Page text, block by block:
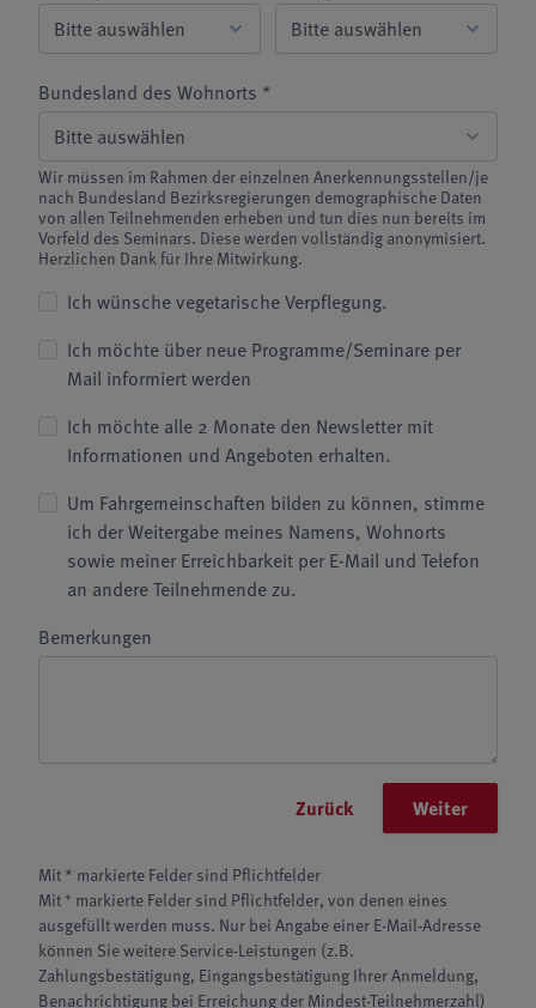
Bundesland des Wohnorts *
Wir müssen im Rahmen der einzelnen Anerkennungsstellen/je
nach Bundesland Bezirksregierungen demographische Daten
von allen Teilnehmenden erheben und tun dies nun bereits im
Vorfeld des Seminars. Diese werden vollständig anonymisiert.
Herzlichen Dank für Ihre Mitwirkung.
Ich wünsche vegetarische Verpflegung.
Ich möchte über neue Programme/Seminare per
Mail informiert werden
Ich möchte alle 2 Monate den Newsletter mit
Informationen und Angeboten erhalten.
Um Fahrgemeinschaften bilden zu können, stimme
ich der Weitergabe meines Namens, Wohnorts
sowie meiner Erreichbarkeit per E-Mail und Telefon
an andere Teilnehmende zu.
Bemerkungen
Zurück Weiter
Mit * markierte Felder sind Pflichtfelder
Mit+ markierte Felder sind Pflichtfelder, von denen eines
ausgefüllt werden muss. Nur bei Angabe einer E-Mail-Adresse
können Sie weitere Service-Leistungen (z.B.
Zahlungsbestätigung, Eingangsbestätigung Ihrer Anmeldung,
Benachrichtigung bei Erreichung der Mindest-Teilnehmerzahl)